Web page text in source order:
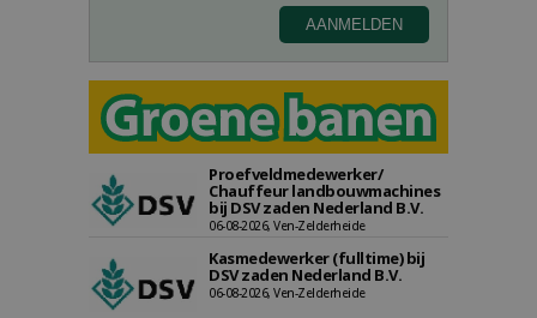
Proefveldmedewerker/
Chauffeur landbouwmachines
bij DSV zaden Nederland B.V.
06-08-2026, Ven-Zelderheide
Kasmedewerker (fulltime) bij
DSV zaden Nederland B.V.
06-08-2026, Ven-Zelderheide